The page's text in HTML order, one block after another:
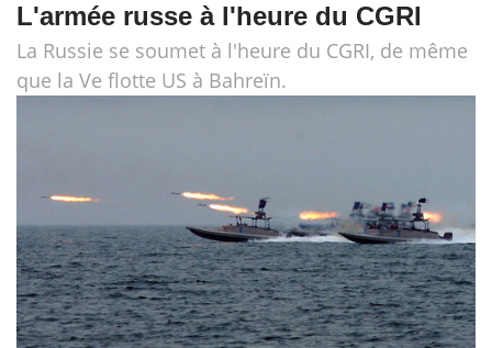
L'armée russe à l'heure du CGRI
La Russie se soumet à l'heure du CGRI, de même
que la Ve flotte US à Bahreïn.